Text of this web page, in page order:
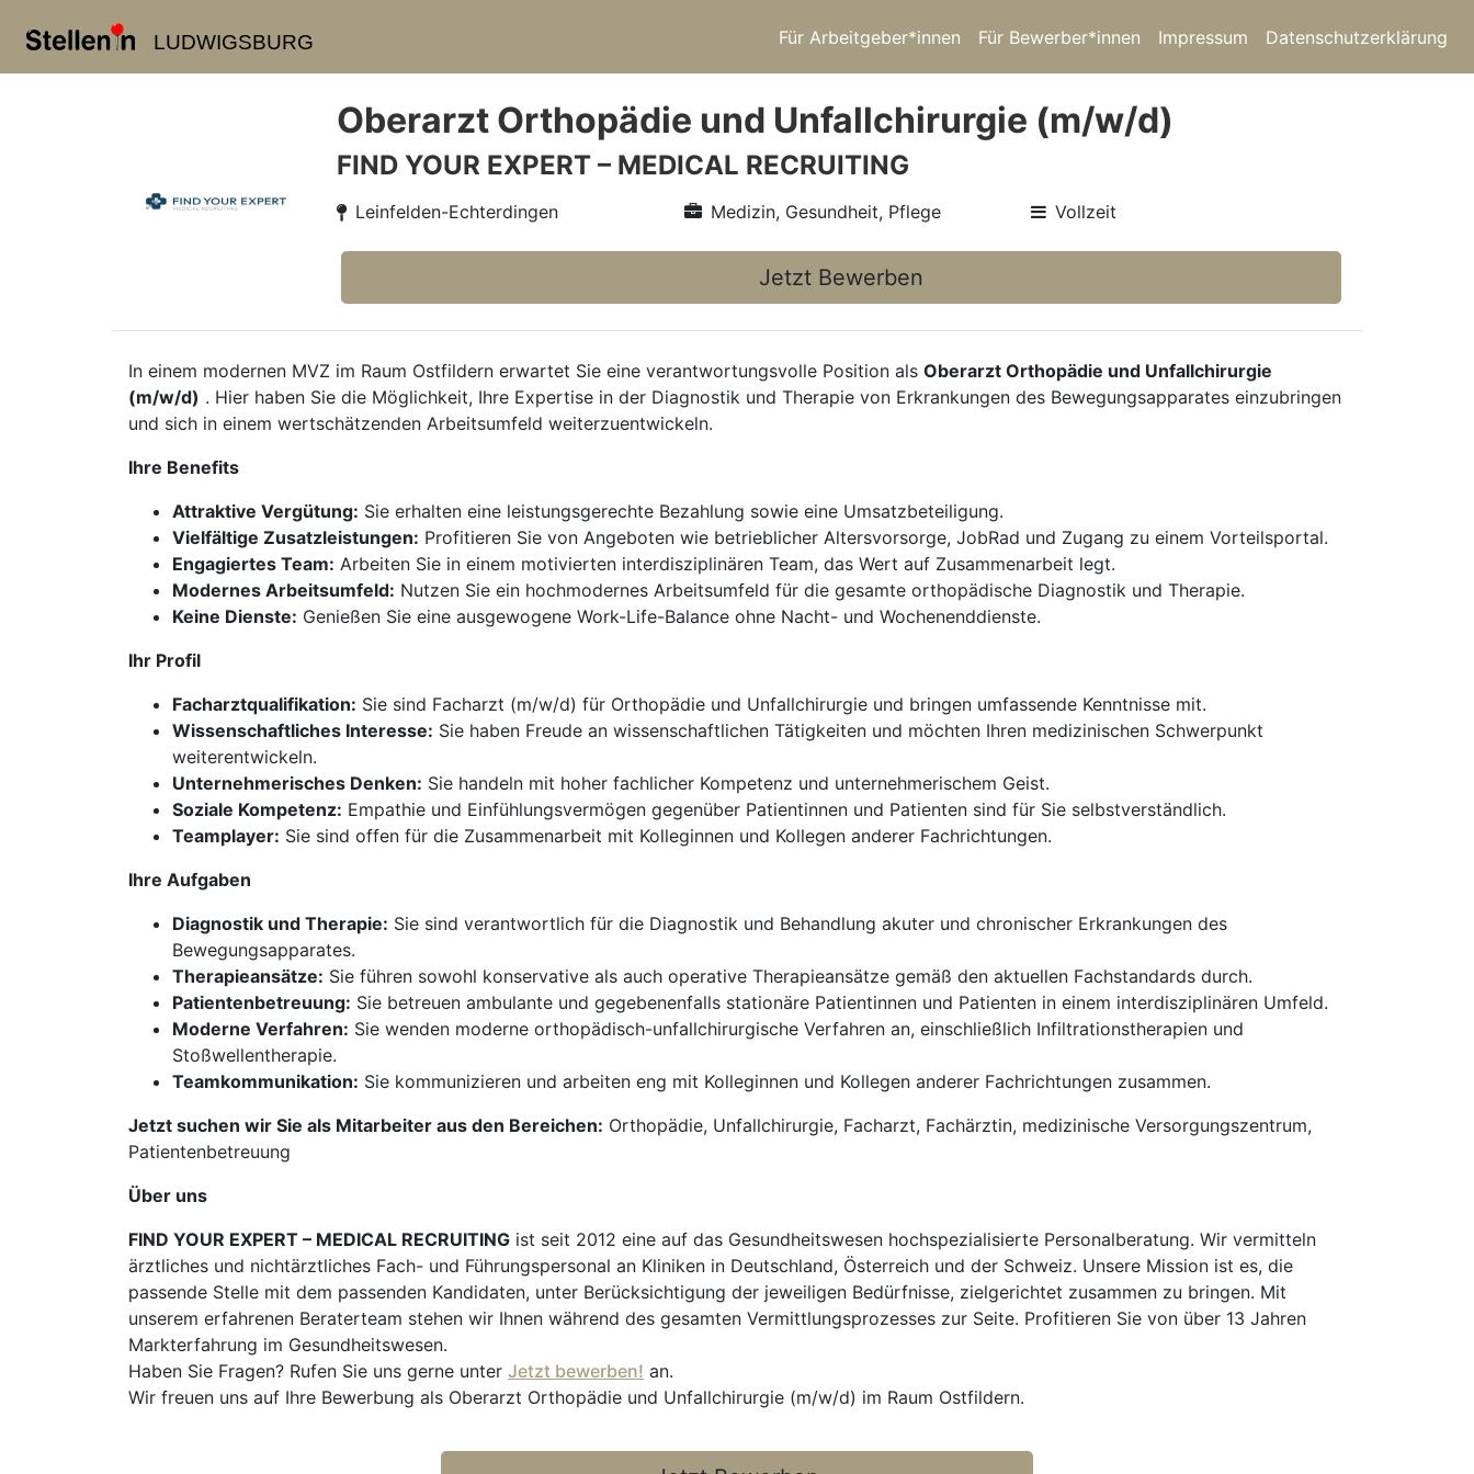
LUDWIGSBURG Für Arbeitgeber*innen Für Bewerber*innen Impressum Datenschutzerklärung
Oberarzt Orthopädie und Unfallchirurgie (m/w/d)
FIND YOUR EXPERT – MEDICAL RECRUITING
Leinfelden-Echterdingen Medizin, Gesundheit, Pflege Vollzeit
Jetzt Bewerben
In einem modernen MVZ im Raum Ostfildern erwartet Sie eine verantwortungsvolle Position als Oberarzt Orthopädie und Unfallchirurgie
(m/w/d) . Hier haben Sie die Möglichkeit, Ihre Expertise in der Diagnostik und Therapie von Erkrankungen des Bewegungsapparates einzubringen
und sich in einem wertschätzenden Arbeitsumfeld weiterzuentwickeln.
Ihre Benefits
Attraktive Vergütung: Sie erhalten eine leistungsgerechte Bezahlung sowie eine Umsatzbeteiligung.
Vielfältige Zusatzleistungen: Profitieren Sie von Angeboten wie betrieblicher Altersvorsorge, JobRad und Zugang zu einem Vorteilsportal.
Engagiertes Team: Arbeiten Sie in einem motivierten interdisziplinären Team, das Wert auf Zusammenarbeit legt.
Modernes Arbeitsumfeld: Nutzen Sie ein hochmodernes Arbeitsumfeld für die gesamte orthopädische Diagnostik und Therapie.
Keine Dienste: Genießen Sie eine ausgewogene Work-Life-Balance ohne Nacht- und Wochenenddienste.
Ihr Profil
Facharztqualifikation: Sie sind Facharzt (m/w/d) für Orthopädie und Unfallchirurgie und bringen umfassende Kenntnisse mit.
Wissenschaftliches Interesse: Sie haben Freude an wissenschaftlichen Tätigkeiten und möchten Ihren medizinischen Schwerpunkt
weiterentwickeln.
Unternehmerisches Denken: Sie handeln mit hoher fachlicher Kompetenz und unternehmerischem Geist.
Soziale Kompetenz: Empathie und Einfühlungsvermögen gegenüber Patientinnen und Patienten sind für Sie selbstverständlich.
Teamplayer: Sie sind offen für die Zusammenarbeit mit Kolleginnen und Kollegen anderer Fachrichtungen.
Ihre Aufgaben
Diagnostik und Therapie: Sie sind verantwortlich für die Diagnostik und Behandlung akuter und chronischer Erkrankungen des
Bewegungsapparates.
Therapieansätze: Sie führen sowohl konservative als auch operative Therapieansätze gemäß den aktuellen Fachstandards durch.
Patientenbetreuung: Sie betreuen ambulante und gegebenenfalls stationäre Patientinnen und Patienten in einem interdisziplinären Umfeld.
Moderne Verfahren: Sie wenden moderne orthopädisch-unfallchirurgische Verfahren an, einschließlich Infiltrationstherapien und
Stoßwellentherapie.
Teamkommunikation: Sie kommunizieren und arbeiten eng mit Kolleginnen und Kollegen anderer Fachrichtungen zusammen.
Jetzt suchen wir Sie als Mitarbeiter aus den Bereichen: Orthopädie, Unfallchirurgie, Facharzt, Fachärztin, medizinische Versorgungszentrum,
Patientenbetreuung
Über uns
FIND YOUR EXPERT – MEDICAL RECRUITING ist seit 2012 eine auf das Gesundheitswesen hochspezialisierte Personalberatung. Wir vermitteln
ärztliches und nichtärztliches Fach- und Führungspersonal an Kliniken in Deutschland, Österreich und der Schweiz. Unsere Mission ist es, die
passende Stelle mit dem passenden Kandidaten, unter Berücksichtigung der jeweiligen Bedürfnisse, zielgerichtet zusammen zu bringen. Mit
unserem erfahrenen Beraterteam stehen wir Ihnen während des gesamten Vermittlungsprozesses zur Seite. Profitieren Sie von über 13 Jahren
Markterfahrung im Gesundheitswesen.
Haben Sie Fragen? Rufen Sie uns gerne unter Jetzt bewerben! an.
Wir freuen uns auf Ihre Bewerbung als Oberarzt Orthopädie und Unfallchirurgie (m/w/d) im Raum Ostfildern.